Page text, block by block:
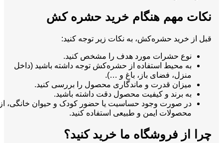
نکات مهم هنگام خرید حشره کش
قبل از خرید حشره‌کش، به نکات زیر توجه کنید:
نوع حشرات مورد هدف را مشخص کنید.
به محیط استفاده از حشره‌کش توجه داشته باشید (داخل
منزل، فضای باز، باغ و …).
میزان قدرت و ماندگاری محصول را بررسی کنید.
به برند و کیفیت محصول دقت داشته باشید.
در صورت وجود حساسیت یا حضور کودک و حیوان خانگی،
محصولات ایمن و طبیعی استفاده کنید.
چرا از فروشگاه ما خرید کنید؟